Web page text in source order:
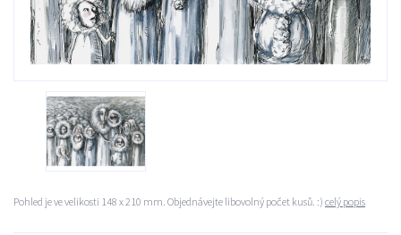
Pohled je ve velikosti 148 x 210 mm. Objednávejte libovolný počet kusů. :) celý popis